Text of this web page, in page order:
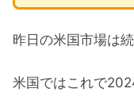
昨日の米国市場は続
米国ではこれで